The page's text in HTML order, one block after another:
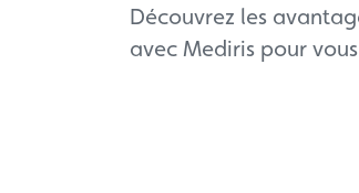
Découvrez les
avec Mediris pour